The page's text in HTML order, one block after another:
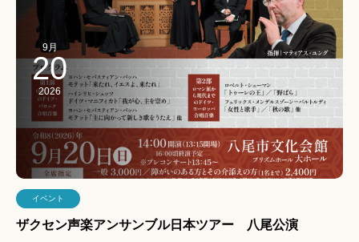
9月
20
2026
イベント
ザクセン声楽アンサンブル日本ツアー 八尾公演